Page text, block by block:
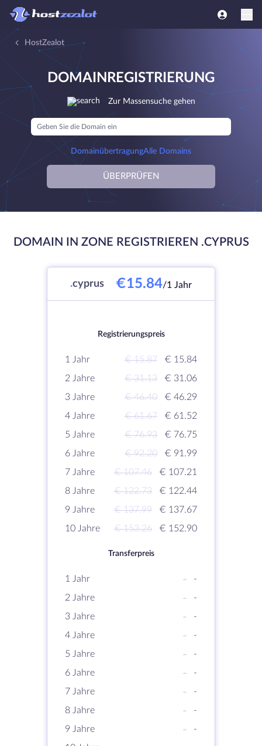
HostZealot
DOMAINREGISTRIERUNG
Zur Massensuche gehen
DomainübertragungAlle Domains
ÜBERPRÜFEN
DOMAIN IN ZONE REGISTRIEREN .CYPRUS
.cyprus €15.84/1 Jahr
Registrierungspreis
1 Jahr € 15.87
€ 15.84
2 Jahre
€ 31.13
€ 31.06
3 Jahre
€ 46.40
€ 46.29
4 Jahre
€ 61.67
€ 61.52
5 Jahre
€ 76.93
€ 76.75
6 Jahre
€ 92.20
€ 91.99
7 Jahre
€ 107.46
€ 107.21
8 Jahre
€ 122.73
€ 122.44
9 Jahre
€ 137.99
€ 137.67
10 Jahre
€ 153.26 € 152.90
Transferpreis
1 Jahr -
-
2 Jahre
-
-
3 Jahre
-
-
4 Jahre
-
-
5 Jahre
-
-
6 Jahre
-
-
7 Jahre
-
-
8 Jahre
-
-
9 Jahre
-
-